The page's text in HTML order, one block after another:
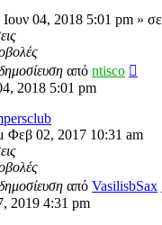
04, 2018 5:01 pm » σε
από ntisco
2018 5:01 pm
Φεβ 02, 2017 10:31 am
από VasilisbSax
2019 4:31 pm